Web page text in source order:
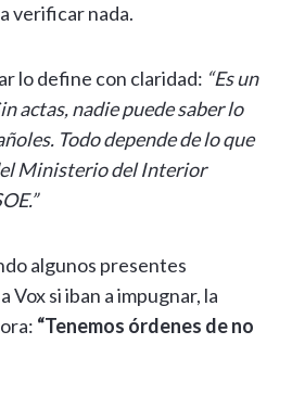
verificar nada.
lo define con claridad: “Es un
actas, nadie puede saber lo
Todo depende de lo que
Ministerio del Interior
algunos presentes
Vox si iban a impugnar, la
“Tenemos órdenes de no